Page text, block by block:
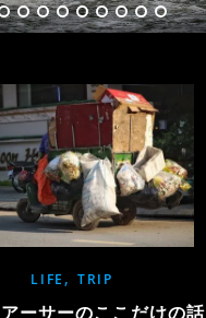
LIFE , TRIP
ーサーのここだけの話